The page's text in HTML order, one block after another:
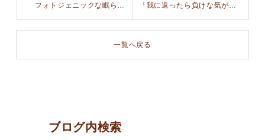
「我に返ったら負けな気がした」後の至福のタッカンマリ
フォトジェニックな眠らない街、韓国
一覧へ戻る
ブログ内検索